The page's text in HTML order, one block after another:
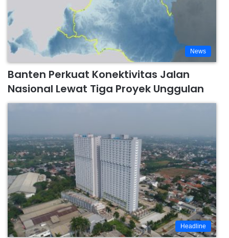
News
Banten Perkuat Konektivitas Jalan
Nasional Lewat Tiga Proyek Unggulan
Headline